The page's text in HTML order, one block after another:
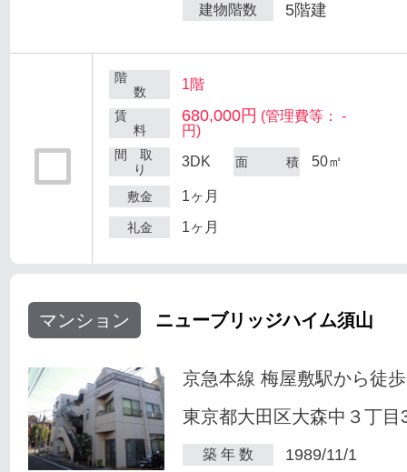
建物階数 5階建
階
数
1階
賃
料
680,000円 (管理費等： -
円)
間 取
り
3DK 面 積 50㎡
敷金 1ヶ月
礼金 1ヶ月
マンション ニューブリッジハイム須山
京急本線 梅屋敷駅から徒
東京都大田区大森中３丁目
築 年 数 1989/11/1